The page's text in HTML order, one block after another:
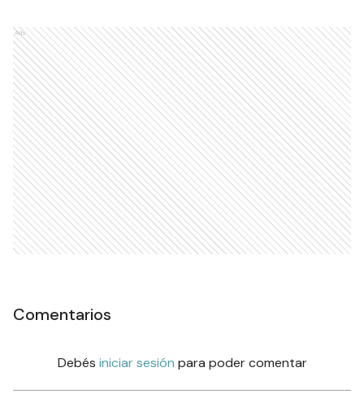
Ads
Comentarios
Debés iniciar sesión para poder comentar